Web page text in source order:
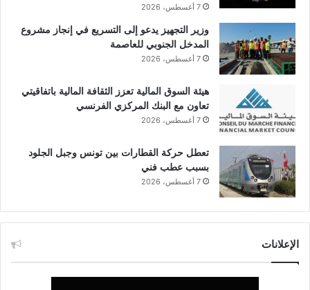
7 أغسطس، 2026
وزير التجهيز يدعو إلى التسريع في إنجاز مشروع
المدخل الجنوبي للعاصمة
7 أغسطس، 2026
هيئة السوق المالية تعزز الثقافة المالية باتفاقيتي
تعاون مع البنك المركزي الفرنسي
7 أغسطس، 2026
تعطل حركة القطارات بين تونس وجبل الجلود
بسبب عطب فني
7 أغسطس، 2026
الإعلانات